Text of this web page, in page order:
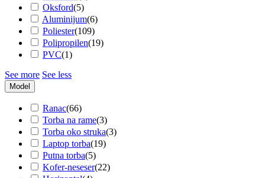
Oksford(5)
Aluminijum(6)
Poliester(109)
Polipropilen(19)
PVC(1)
See more See less
Model
Ranac(66)
Torba na rame(3)
Torba oko struka(3)
Laptop torba(19)
Putna torba(5)
Kofer-neseser(22)